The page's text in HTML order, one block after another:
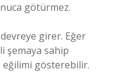
götürmez.
girer. Eğer
şemaya sahip
eğilimi gösterebilir.